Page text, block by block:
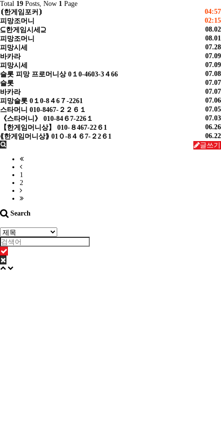
Total 19 Posts, Now 1 Page
04:57
⦗한게임포커⦘
02:15
피망조머니
08.02
⊆한게임시세⊇
08.01
피망조머니
07.28
피망시세
07.09
바카라
07.09
피망시세
07.08
슬롯 피망 프로머니상 0１0-4603-3４66
07.07
슬롯
07.07
바카라
07.06
피망슬롯 0１0-8４6７-2261
07.05
스타머니 010-8467-２２６１
07.03
《스타머니》 010-84６7-226１
06.26
【한게임머니상】 010-８467-22６1
06.22
⟪한게임머니상⟫ 01０-8４６7-２2６1
글쓰기
1
2
Search